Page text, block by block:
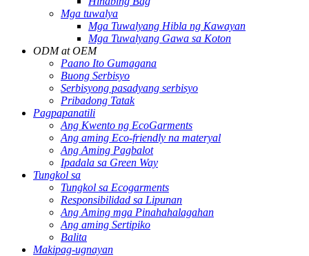
Mga tuwalya
Mga Tuwalyang Hibla ng Kawayan
Mga Tuwalyang Gawa sa Koton
ODM at OEM
Paano Ito Gumagana
Buong Serbisyo
Serbisyong pasadyang serbisyo
Pribadong Tatak
Pagpapanatili
Ang Kwento ng EcoGarments
Ang aming Eco-friendly na materyal
Ang Aming Pagbalot
Ipadala sa Green Way
Tungkol sa
Tungkol sa Ecogarments
Responsibilidad sa Lipunan
Ang Aming mga Pinahahalagahan
Ang aming Sertipiko
Balita
Makipag-ugnayan